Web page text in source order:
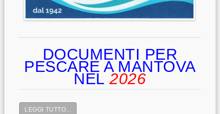
DOCUMENTI PER
PESCARE A MANTOVA
NEL2026
LEGGI TUTTO...